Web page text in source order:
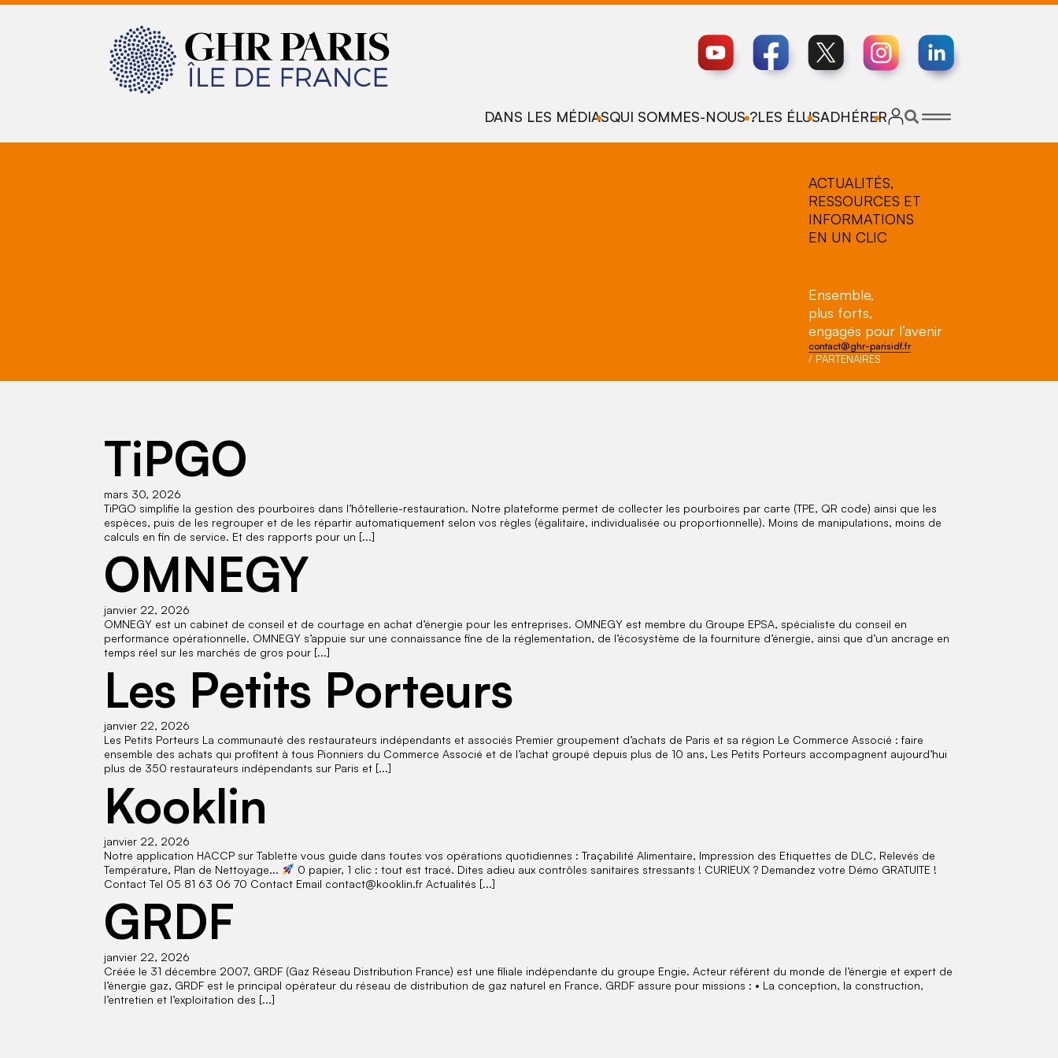
DANS LES MÉDIASQUI SOMMES-NOUS ?LES ÉLUSADHÉRER
ACTUALITÉS,
RESSOURCES ET
INFORMATIONS
EN UN CLIC
Ensemble,
plus forts,
engagés pour l’avenir
contact@ghr-parisidf.fr
/ PARTENAIRES
TiPGO
mars 30, 2026
TiPGO simplifie la gestion des pourboires dans l’hôtellerie-restauration. Notre plateforme permet de collecter les pourboires par carte (TPE, QR code) ainsi que les
espèces, puis de les regrouper et de les répartir automatiquement selon vos règles (égalitaire, individualisée ou proportionnelle). Moins de manipulations, moins de
calculs en fin de service. Et des rapports pour un [...]
OMNEGY
janvier 22, 2026
OMNEGY est un cabinet de conseil et de courtage en achat d’énergie pour les entreprises. OMNEGY est membre du Groupe EPSA, spécialiste du conseil en
performance opérationnelle. OMNEGY s’appuie sur une connaissance fine de la réglementation, de l’écosystème de la fourniture d’énergie, ainsi que d’un ancrage en
temps réel sur les marchés de gros pour [...]
Les Petits Porteurs
janvier 22, 2026
Les Petits Porteurs La communauté des restaurateurs indépendants et associés Premier groupement d’achats de Paris et sa région Le Commerce Associé : faire
ensemble des achats qui profitent à tous Pionniers du Commerce Associé et de l’achat groupé depuis plus de 10 ans, Les Petits Porteurs accompagnent aujourd’hui
plus de 350 restaurateurs indépendants sur Paris et [...]
Kooklin
janvier 22, 2026
Notre application HACCP sur Tablette vous guide dans toutes vos opérations quotidiennes : Traçabilité Alimentaire, Impression des Etiquettes de DLC, Relevés de
Température, Plan de Nettoyage...
0 papier, 1 clic : tout est tracé. Dites adieu aux contrôles sanitaires stressants ! CURIEUX ? Demandez votre Démo GRATUITE !
Contact Tel 05 81 63 06 70 Contact Email contact@kooklin.fr Actualités [...]
GRDF
janvier 22, 2026
Créée le 31 décembre 2007, GRDF (Gaz Réseau Distribution France) est une filiale indépendante du groupe Engie. Acteur référent du monde de l’énergie et expert de
l’énergie gaz, GRDF est le principal opérateur du réseau de distribution de gaz naturel en France. GRDF assure pour missions : • La conception, la construction,
l’entretien et l’exploitation des [...]